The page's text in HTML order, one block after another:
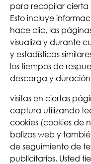
para recopilar cierta
Esto incluye
hace clic, las
visualiza y durante
y estadísticas
los tiempos de
descarga y
visitas en ciertas
captura utilizando
cookies (cookies de
balizas web y
de seguimiento de
publicitarios. Usted